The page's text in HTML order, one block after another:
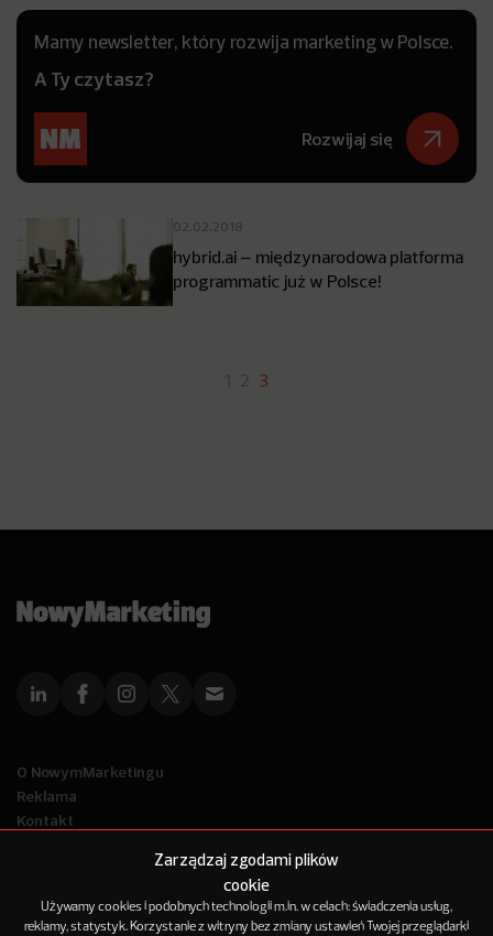
Zarządzaj zgodami plików
cookie
Używamy cookies i podobnych technologii m.in. w celach: świadczenia usług,
reklamy, statystyk. Korzystanie z witryny bez zmiany ustawień Twojej przeglądarki
Mamy newsletter, który rozwija marketing w Polsce.
A Ty czytasz?
Rozwijaj się
02.02.2018
hybrid.ai – międzynarodowa platforma
programmatic już w Polsce!
2 3
O NowymMarketingu
Reklama
Kontakt